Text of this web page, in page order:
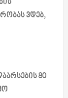
ვდებ,
80